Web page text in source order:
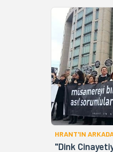
HRANT'IN
"Dink